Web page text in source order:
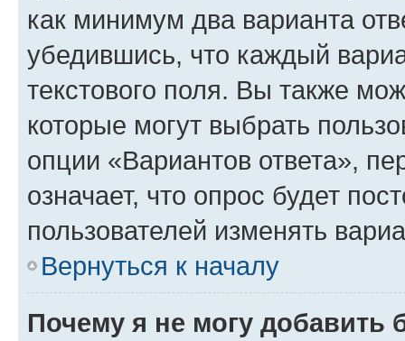
как минимум два варианта
убедившись, что каждый
текстового поля. Вы также
которые могут выбрать
опции «Вариантов ответа»,
означает, что опрос будет
пользователей изменять
Вернуться к началу
Почему я не могу добавить